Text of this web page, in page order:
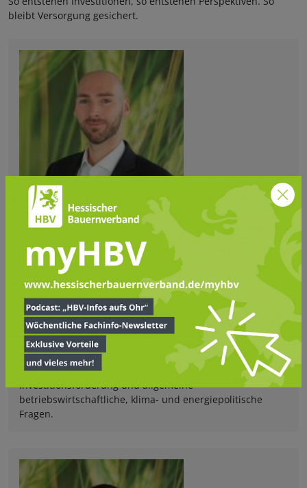
bleibt Versorgung gesichert.
Sebastian Schneider
Generalsekretär, M. Sc. agr.
Sebastian Schneider ist Generalsekretär beim Hessischen
Bauernverband und war in seiner vorherigen Position als
Referent zuständig für die Agrar-, Struktur und
Förderpolitik. In diesem Zusammenhang insbesondere für
die Gemeinsame Europäische Agrarpolitik (GAP),
Agrarumweltmaßnahmen des Landes Hessen (HALM),
Investitionsförderung und allgemeine
betriebswirtschaftliche, klima- und energiepolitische
Fragen.